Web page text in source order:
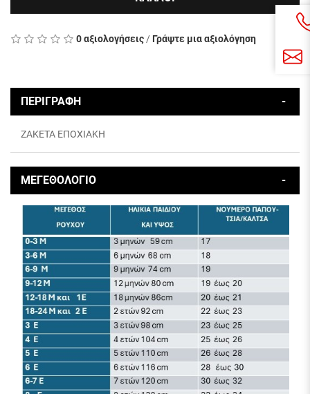
0 αξιολογήσεις / Γράψτε μια αξιολόγηση
ΠΕΡΙΓΡΑΦΗ
ΖΑΚΕΤΑ ΕΠΟΧΙΑΚΗ
ΜΕΓΕΘΟΛΟΓΙΟ